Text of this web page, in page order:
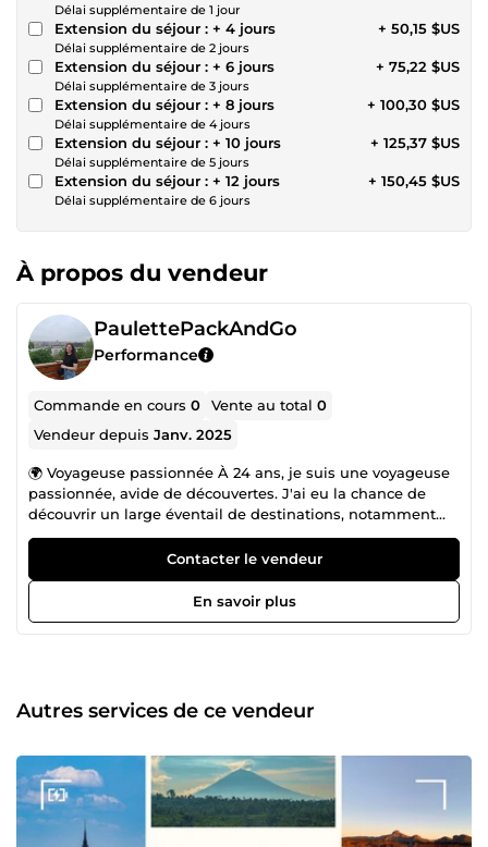
Délai supplémentaire de 1 jour
Extension du séjour : + 4 jours
Délai supplémentaire de 2 jours
+ 50,15 $US
Extension du séjour : + 6 jours
Délai supplémentaire de 3 jours
+ 75,22 $US
Extension du séjour : + 8 jours
Délai supplémentaire de 4 jours
+ 100,30 $US
Extension du séjour : + 10 jours
Délai supplémentaire de 5 jours
+ 125,37 $US
Extension du séjour : + 12 jours
Délai supplémentaire de 6 jours
+ 150,45 $US
À propos du vendeur
PaulettePackAndGo
Performance
Commande en cours0 Vente au total0
Vendeur depuisJanv. 2025
🌍 Voyageuse passionnée À 24 ans, je suis une voyageuse
passionnée, avide de découvertes. J'ai eu la chance de
découvrir un large éventail de destinations, notamment
l'Espagne ensoleillée, les paysages sauvages des Balkans,
les plages de rêve de la Martinique et la verdure mystique
de l'Irlande. Mon aventure ne s'arrête pas là : Je suis
constamment à la recherche de nouvelles destinations à
travers le monde, prêtes à être explorées et partagées avec
vous soyez attiré par des escapades culturelles en Europe,
des aventures insolites en Asie, des séjours de détente
monde, je crée des itinéraires personnalisés qui vous
offriront des expériences uniques. Et si vous êtes indécis
ou en quête d'inspiration, je peux aussi vous proposer des
destinations au hasard, parfaites pour éveiller votre
Contacter le vendeur
En savoir plus
Autres services de ce vendeur